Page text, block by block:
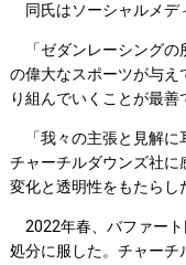
同氏はソーシャルメデ
「ゼダンレーシングの
の偉大なスポーツが与え
り組んでいくことが最善
「我々の主張と見解に
チャーチルダウンズ社に
変化と透明性をもたらし
2022年春、バファート
処分に服した。チャーチ